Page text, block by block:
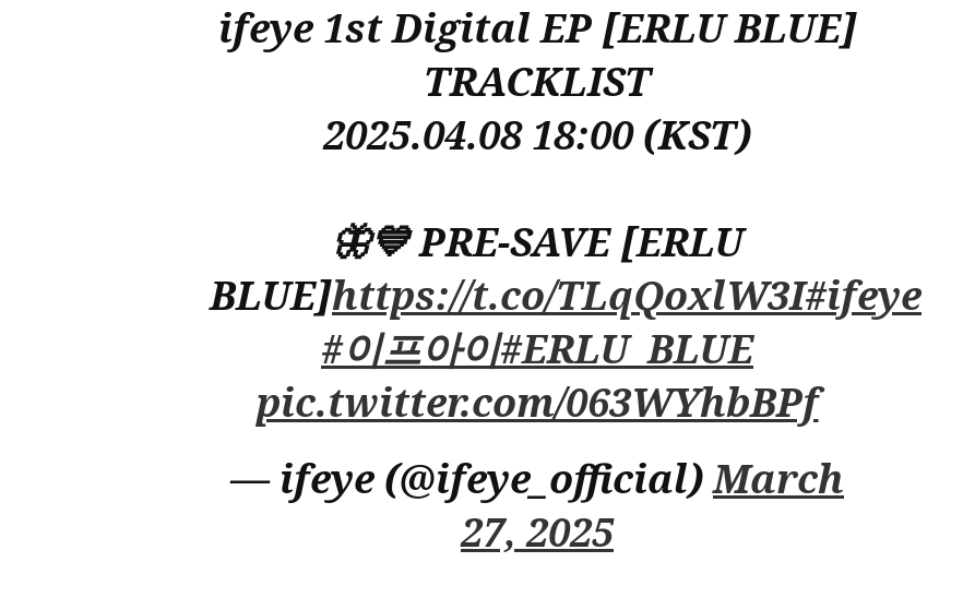
ifeye 1st Digital EP [ERLU BLUE]
TRACKLIST
2025.04.08 18:00 (KST)
🦋💙 PRE-SAVE [ERLU
BLUE]https://t.co/TLqQoxlW3I#ifeye
#이프아이#ERLU_BLUE
pic.twitter.com/063WYhbBPf
— ifeye (@ifeye_official)March
27, 2025